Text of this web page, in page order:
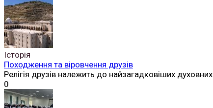
Історія
Походження та віровчення друзів
Релігія друзів належить до найзагадковіших духовних
0